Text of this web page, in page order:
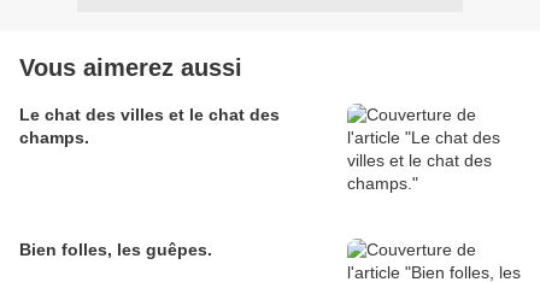
Vous aimerez aussi
Le chat des villes et le chat des
champs.
Bien folles, les guêpes.